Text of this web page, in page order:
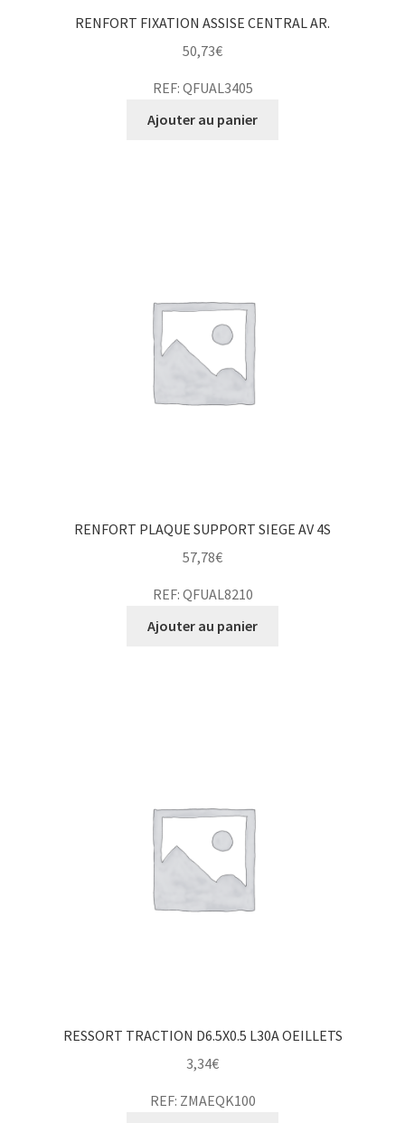
RENFORT FIXATION ASSISE CENTRAL AR.
50,73€
REF: QFUAL3405
Ajouter au panier
RENFORT PLAQUE SUPPORT SIEGE AV 4S
57,78€
REF: QFUAL8210
Ajouter au panier
RESSORT TRACTION D6.5X0.5 L30A OEILLETS
3,34€
REF: ZMAEQK100